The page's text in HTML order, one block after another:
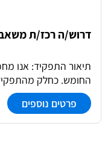
דרוש/ה רכז/ת
תיאור התפקיד: אנו
החומש. כחלק
מקצועי לכלל עובדי
העובדים במערכות
פרטים נוספים